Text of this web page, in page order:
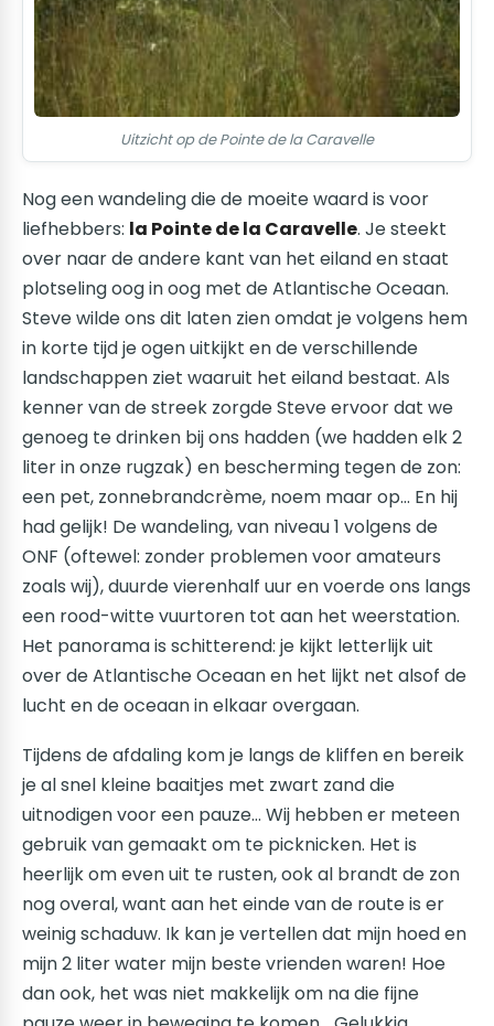
Uitzicht op de Pointe de la Caravelle
Nog een wandeling die de moeite waard is voor
liefhebbers: la Pointe de la Caravelle. Je steekt
over naar de andere kant van het eiland en staat
plotseling oog in oog met de Atlantische Oceaan.
Steve wilde ons dit laten zien omdat je volgens hem
in korte tijd je ogen uitkijkt en de verschillende
landschappen ziet waaruit het eiland bestaat. Als
kenner van de streek zorgde Steve ervoor dat we
genoeg te drinken bij ons hadden (we hadden elk 2
liter in onze rugzak) en bescherming tegen de zon:
een pet, zonnebrandcrème, noem maar op... En hij
had gelijk! De wandeling, van niveau 1 volgens de
ONF (oftewel: zonder problemen voor amateurs
zoals wij), duurde vierenhalf uur en voerde ons langs
een rood-witte vuurtoren tot aan het weerstation.
Het panorama is schitterend: je kijkt letterlijk uit
over de Atlantische Oceaan en het lijkt net alsof de
lucht en de oceaan in elkaar overgaan.
Tijdens de afdaling kom je langs de kliffen en bereik
je al snel kleine baaitjes met zwart zand die
uitnodigen voor een pauze… Wij hebben er meteen
gebruik van gemaakt om te picknicken. Het is
heerlijk om even uit te rusten, ook al brandt de zon
nog overal, want aan het einde van de route is er
weinig schaduw. Ik kan je vertellen dat mijn hoed en
mijn 2 liter water mijn beste vrienden waren! Hoe
dan ook, het was niet makkelijk om na die fijne